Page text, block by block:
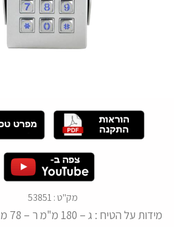
מק"ט : 53851
מידות על הטיח : ג – 180 מ"מ ר – 78 מ"מ ע – 60 מ"מ